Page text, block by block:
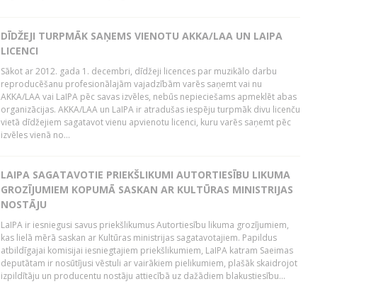
DĪDŽEJI TURPMĀK SAŅEMS VIENOTU AKKA/LAA UN LAIPA
LICENCI
Sākot ar 2012. gada 1. decembri, dīdžeji licences par muzikālo darbu
reproducēšanu profesionālajām vajadzībām varēs saņemt vai nu
AKKA/LAA vai LaIPA pēc savas izvēles, nebūs nepieciešams apmeklēt abas
organizācijas. AKKA/LAA un LaIPA ir atradušas iespēju turpmāk divu licenču
vietā dīdžejiem sagatavot vienu apvienotu licenci, kuru varēs saņemt pēc
izvēles vienā no...
LAIPA SAGATAVOTIE PRIEKŠLIKUMI AUTORTIESĪBU LIKUMA
GROZĪJUMIEM KOPUMĀ SASKAN AR KULTŪRAS MINISTRIJAS
NOSTĀJU
LaIPA ir iesniegusi savus priekšlikumus Autortiesību likuma grozījumiem,
kas lielā mērā saskan ar Kultūras ministrijas sagatavotajiem. Papildus
atbildīgajai komisijai iesniegtajiem priekšlikumiem, LaIPA katram Saeimas
deputātam ir nosūtījusi vēstuli ar vairākiem pielikumiem, plašāk skaidrojot
izpildītāju un producentu nostāju attiecībā uz dažādiem blakustiesību...